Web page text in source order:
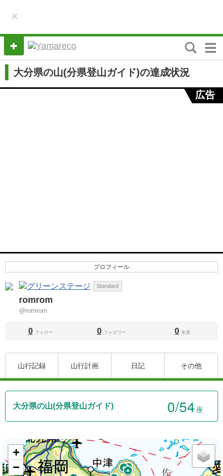
×
M
e
大分県の山(分県登山ガイド)の達成状況
広告
プロフィール
Standard
romrom
@romrom
0 フォロー 0 フォロワー 0 友達
山行記録 山行計画 日記 その他
大分県の山(分県登山ガイド) 0/54 座
+
−